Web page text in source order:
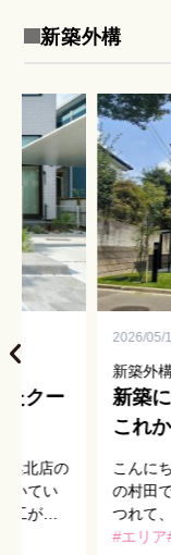
新築外構
クー
浜北店の
いてい
工が完
2026/05/
新築外
新築
これ
こんに
の村田
つれて
くいた
エリア